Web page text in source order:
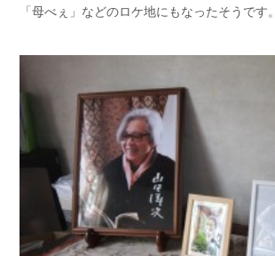
「母べぇ」などのロケ地にもなったそうです。